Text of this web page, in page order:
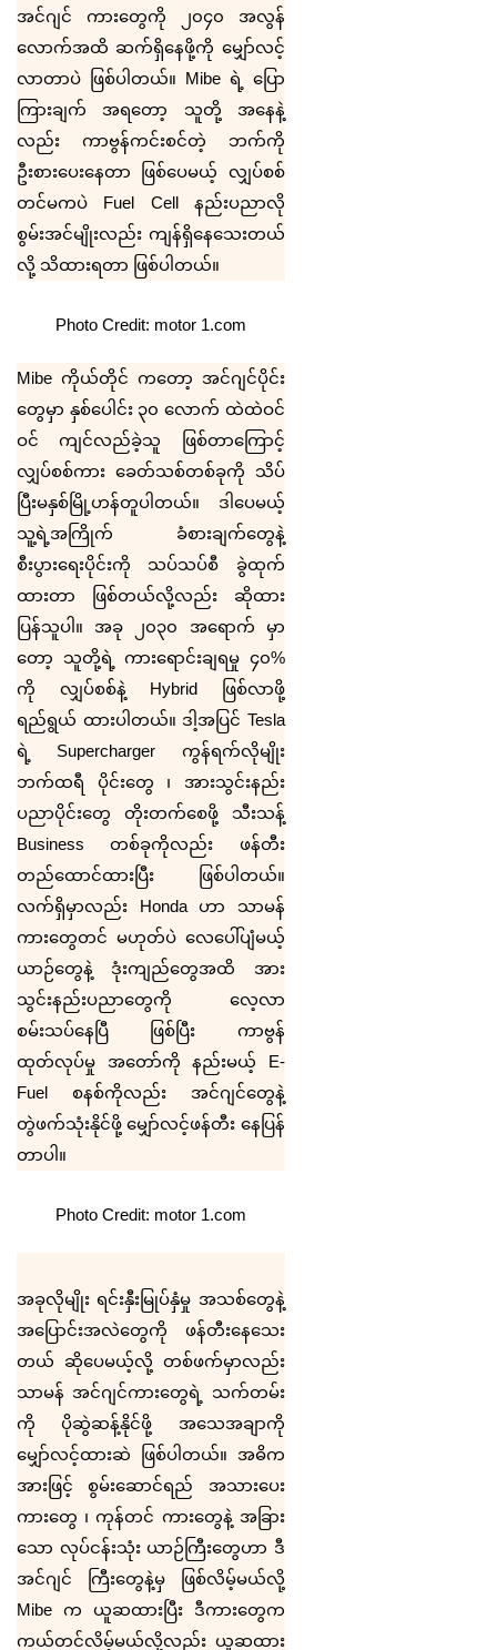
အင်ဂျင် ကားတွေကို ၂၀၄၀ အလွန်
လောက်အထိ ဆက်ရှိနေဖို့ကို မျှော်လင့်
လာတာပဲ ဖြစ်ပါတယ်။ Mibe ရဲ့ ပြော
ကြားချက် အရတော့ သူတို့ အနေနဲ့
လည်း ကာဗွန်ကင်းစင်တဲ့ ဘက်ကို
ဦးစားပေးနေတာ ဖြစ်ပေမယ့် လျှပ်စစ်
တင်မကပဲ Fuel Cell နည်းပညာလို
စွမ်းအင်မျိုးလည်း ကျန်ရှိနေသေးတယ်
လို့ သိထားရတာ ဖြစ်ပါတယ်။
Photo Credit: motor 1.com
Mibe ကိုယ်တိုင် ကတော့ အင်ဂျင်ပိုင်း
တွေမှာ နှစ်ပေါင်း ၃၀ လောက် ထဲထဲဝင်
ဝင် ကျင်လည်ခဲ့သူ ဖြစ်တာကြောင့်
လျှပ်စစ်ကား ခေတ်သစ်တစ်ခုကို သိပ်
ပြီးမနှစ်မြို့ဟန်တူပါတယ်။ ဒါပေမယ့်
သူ့ရဲ့အကြိုက် ခံစားချက်တွေနဲ့
စီးပွားရေးပိုင်းကို သပ်သပ်စီ ခွဲထုက်
ထားတာ ဖြစ်တယ်လို့လည်း ဆိုထား
ပြန်သူပါ။ အခု ၂၀၃၀ အရောက် မှာ
တော့ သူတို့ရဲ့ ကားရောင်းချရမှု ၄၀%
ကို လျှပ်စစ်နဲ့ Hybrid
ဖြစ်လာဖို့
ရည်ရွယ် ထားပါတယ်။ ဒါ့အပြင် Tesla
ရဲ့
Supercharger ကွန်ရက်လိုမျိုး
ဘက်ထရီ ပိုင်းတွေ ၊ အားသွင်းနည်း
ပညာပိုင်းတွေ တိုးတက်စေဖို့ သီးသန့်
Businessတစ်ခုကိုလည်း ဖန်တီး
တည်ထောင်ထားပြီး ဖြစ်ပါတယ်။
လက်ရှိမှာလည်း Hondaဟာ သာမန်
ကားတွေတင် မဟုတ်ပဲ လေပေါ်ပျံမယ့်
ယာဉ်တွေနဲ့ ဒုံးကျည်တွေအထိ အား
သွင်းနည်းပညာတွေကို လေ့လာ
စမ်းသပ်နေပြီ ဖြစ်ပြီး ကာဗွန်
ထုတ်လုပ်မှု အတော်ကို နည်းမယ့် E-
Fuel စနစ်ကိုလည်း အင်ဂျင်တွေနဲ့
တွဲဖက်သုံးနိုင်ဖို့ မျှော်လင့်ဖန်တီး နေပြန်
တာပါ။
Photo Credit: motor 1.com
အခုလိုမျိုး ရင်းနှီးမြုပ်နှံမှု အသစ်တွေနဲ့
အပြောင်းအလဲတွေကို ဖန်တီးနေသေး
တယ် ဆိုပေမယ့်လို့ တစ်ဖက်မှာလည်း
သာမန် အင်ဂျင်ကားတွေရဲ့ သက်တမ်း
ကို ပိုဆွဲဆန့်နိုင်ဖို့ အသေအချာကို
မျှော်လင့်ထားဆဲ ဖြစ်ပါတယ်။ အဓိက
အားဖြင့် စွမ်းဆောင်ရည် အသားပေး
ကားတွေ ၊ ကုန်တင် ကားတွေနဲ့ အခြား
သော လုပ်ငန်းသုံး ယာဉ်ကြီးတွေဟာ ဒီ
အင်ဂျင် ကြီးတွေနဲ့မှ ဖြစ်လိမ့်မယ်လို့
Mibe က ယူဆထားပြီး ဒီကားတွေက
ကယ်တင်လိမ့်မယ်လို့လည်း ယူဆထား